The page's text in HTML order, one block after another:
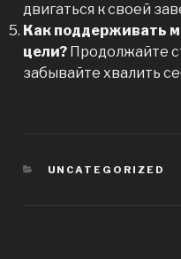
двигаться к своей
Как поддерживать
цели? Продолжайте
забывайте хвалить
CATEGORIES
UNCATEGORIZED